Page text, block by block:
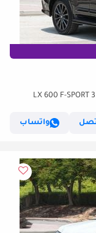
واتساب